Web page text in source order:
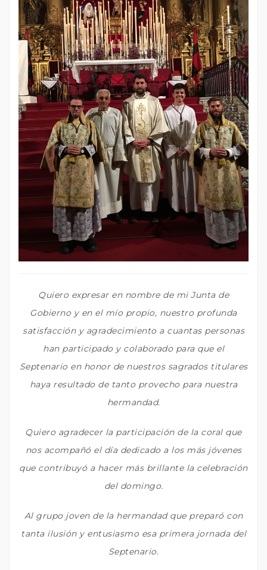
Quiero expresar en nombre de mi Junta de
Gobierno y en el mío propio, nuestro profunda
satisfacción y agradecimiento a cuantas personas
han participado y colaborado para que el
Septenario en honor de nuestros sagrados titulares
haya resultado de tanto provecho para nuestra
hermandad.
Quiero agradecer la participación de la coral que
nos acompañó el día dedicado a los más jóvenes
que contribuyó a hacer más brillante la celebración
del domingo.
Al grupo joven de la hermandad que preparó con
tanta ilusión y entusiasmo esa primera jornada del
Septenario.